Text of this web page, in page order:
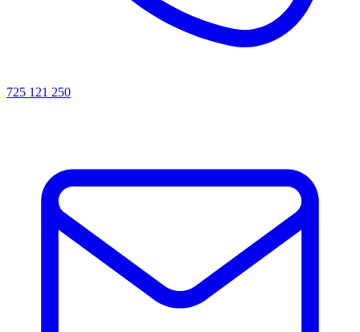
725 121 250